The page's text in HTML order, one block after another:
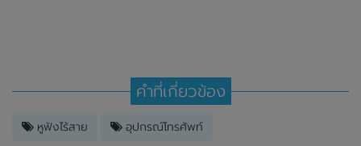
คำที่เกี่ยวข้อง
หูฟังไร้สาย อุปกรณ์โทรศัพท์